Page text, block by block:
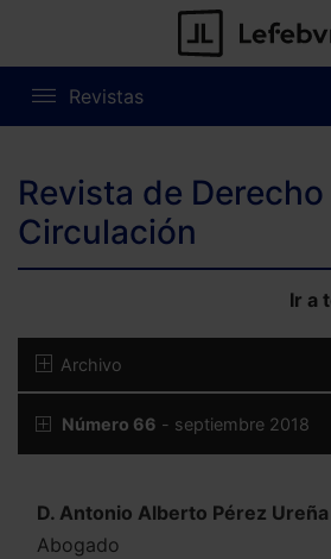
Revistas
Revista de Derecho
Circulación
Ir a
Archivo
Número 66 - septiembre 2018
D. Antonio Alberto Pérez Ureña
Abogado